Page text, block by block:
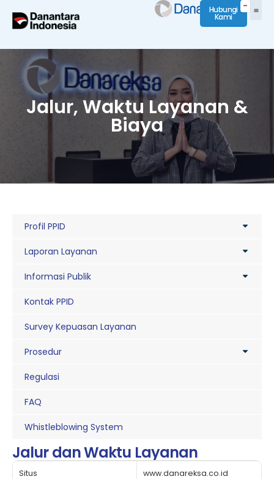
Hubungi
Kami
Jalur, Waktu Layanan &
Biaya
Profil PPID
Laporan Layanan
Informasi Publik
Kontak PPID
Survey Kepuasan Layanan
Prosedur
Regulasi
FAQ
Whistleblowing System
Jalur dan Waktu Layanan
Situs www.danareksa.co.id